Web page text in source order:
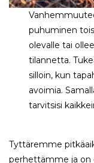
puhuminen
olevalle tai
tilannetta.
silloin, kun
avoimia.
tarvitsisi
Tyttäremme
perhettämme ja on